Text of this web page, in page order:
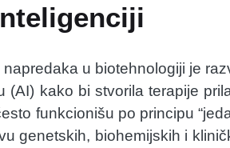
u biotehnologiji je
(AI) kako bi stvorila terapije
funkcionišu po principu
genetskih, biohemijskih i